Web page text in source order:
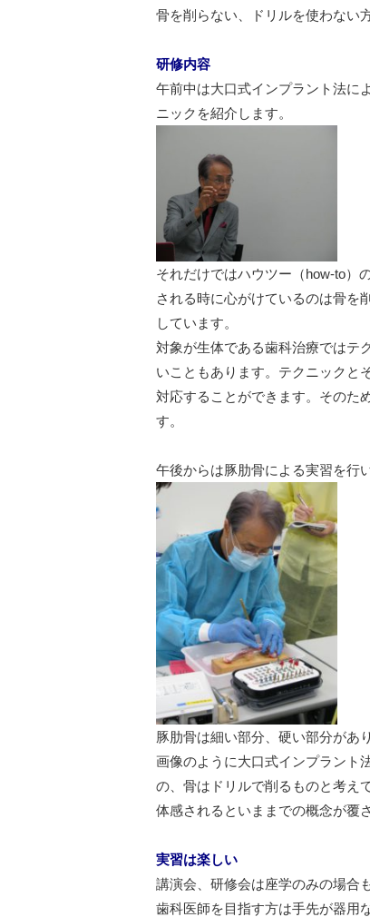
骨を削らない、ドリルを使わない
研修内容
午前中は大口式インプラント法に
ニックを紹介します。
それだけではハウツー（how-to）
される時に心がけているのは骨を
しています。
対象が生体である歯科治療ではテ
いこともあります。テクニックと
対応することができます。そのた
す。
午後からは豚肋骨による実習を行
豚肋骨は細い部分、硬い部分があ
画像のように大口式インプラント
の、骨はドリルで削るものと考え
体感されるといままでの概念が覆
実習は楽しい
講演会、研修会は座学のみの場合
歯科医師を目指す方は手先が器用